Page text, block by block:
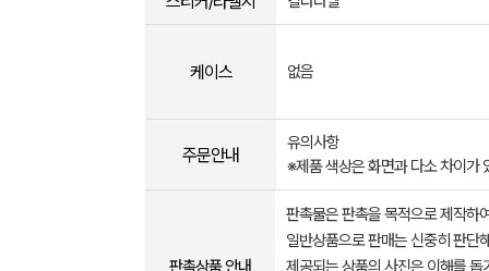
케이스 없음
주문안내
유의사항
※제품 색상은 화면과 다소 차이가
판촉상품 안내
판촉물은 판촉을 목적으로 제작하
일반상품으로 판매는 신중히 판단
제공되는 상품의 사진은 이해를